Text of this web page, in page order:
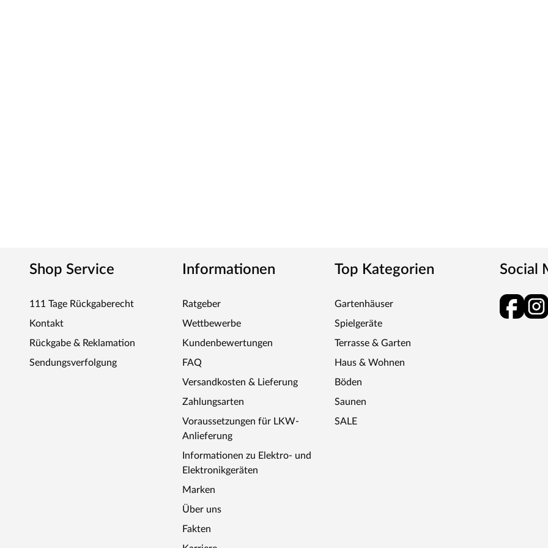
Shop Service
111 Tage Rückgaberecht
Kontakt
Rückgabe & Reklamation
Sendungsverfolgung
Informationen
Ratgeber
Wettbewerbe
Kundenbewertungen
FAQ
Versandkosten & Lieferung
Zahlungsarten
Voraussetzungen für LKW-
Anlieferung
Informationen zu Elektro- und
Elektronikgeräten
Marken
Über uns
Fakten
Top Kategorien
Gartenhäuser
Spielgeräte
Terrasse & Garten
Haus & Wohnen
Böden
Saunen
SALE
Social